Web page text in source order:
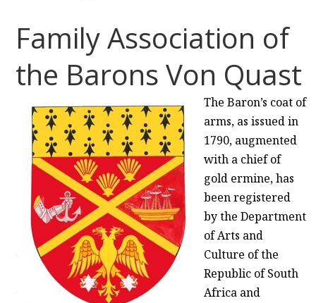
Family Association of
the Barons Von Quast
The Baron’s coat of
arms, as issued in
1790, augmented
with a chief of
gold ermine, has
been registered
by the Department
of Arts and
Culture of the
Republic of South
Africa and